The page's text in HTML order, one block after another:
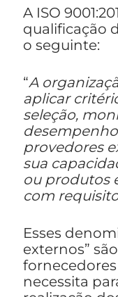
A ISO
qualificação
o seguinte:
“A
aplicar
seleção,
provedores
sua
ou produtos
com
Esses
externos”
necessita